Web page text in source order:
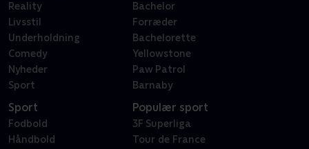
Reality
Livsstil
Underholdning
Comedy
Nyheder
Sport
Bachelor
Forræder
Bachelorette
Yellowstone
Paw Patrol
Barnaby
Sport
Fodbold
Håndbold
Populær sport
3F Superliga
Tour de France